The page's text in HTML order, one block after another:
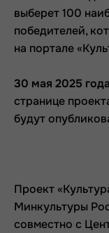
выберет 100
победителей,
на портале
30 мая 2025 года
странице
будут
Проект
Минкультуры
совместно с